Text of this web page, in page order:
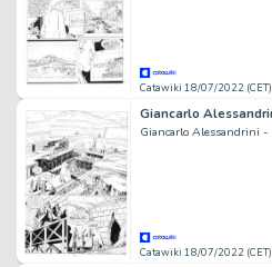
Catawiki 18/07/2022 (CET)
Giancarlo Alessandrini -
Catawiki 18/07/2022 (CET)